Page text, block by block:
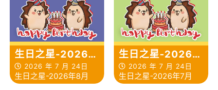
生日之星-2026年
8月2026 年 7 月 24日
生日之星-2026年8月
生日之星-2026年
7月2026 年 7 月 24日
生日之星-2026年7月